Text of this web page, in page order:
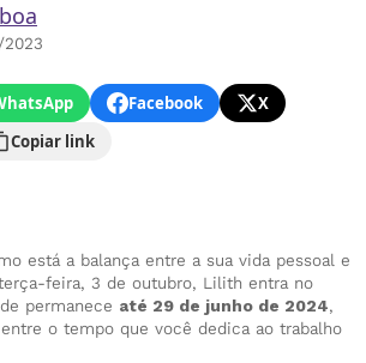
Facebook
X
Copiar link
está a balança entre a sua vida pessoal e
feira, 3 de outubro, Lilith entra no
permanece até 29 de junho de 2024,
o tempo que você dedica ao trabalho